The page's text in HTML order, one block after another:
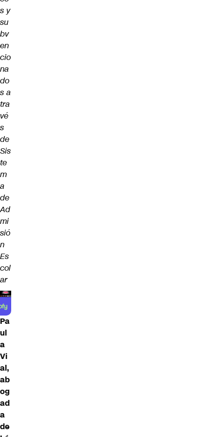
s y
su
bv
en
cio
na
do
s a
tra
vé
s
de
Sis
te
m
a
de
Ad
mi
sió
n
Es
col
ar
Pa
ul
a
Vi
al,
ab
og
ad
a
de